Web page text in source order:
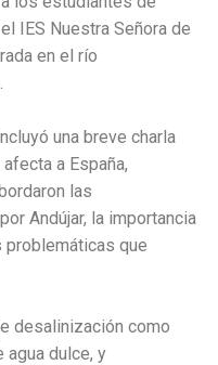
IES Nuestra Señora de
en el río
una breve charla
a España,
las
Andújar, la importancia
problemáticas que
desalinización como
dulce, y